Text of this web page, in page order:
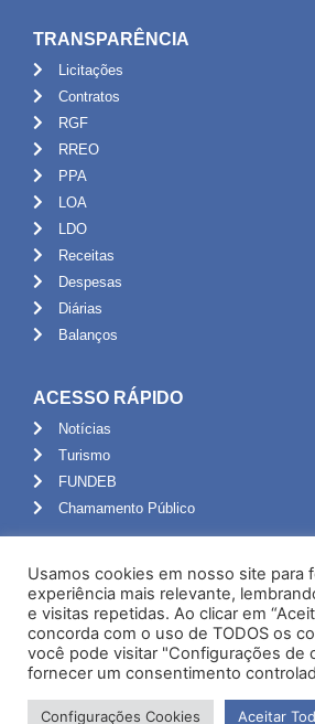
TRANSPARÊNCIA
Licitações
Contratos
RGF
RREO
PPA
LOA
LDO
Receitas
Despesas
Diárias
Balanços
ACESSO RÁPIDO
Notícias
Turismo
FUNDEB
Chamamento Público
Portal do Servidor
Webmail
Administração
Usamos cookies em nosso site para
experiência mais relevante,
e visitas repetidas. Ao clicar em
concorda com o uso de TODOS os
você pode visitar "Configurações de
fornecer um consentimento
Configurações Cookies Aceitar